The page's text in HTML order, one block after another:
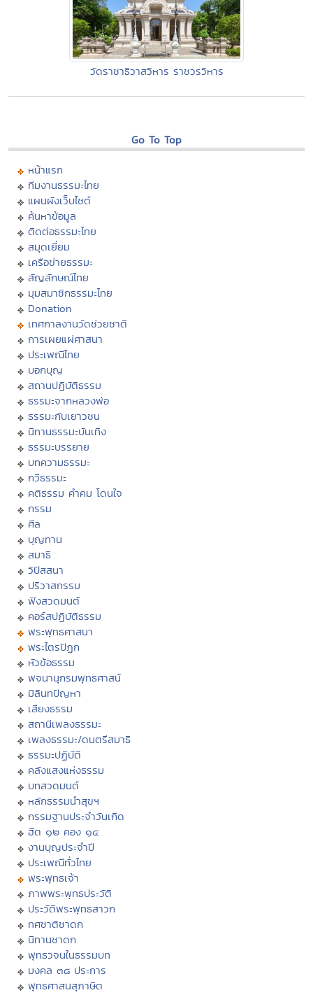
วัดราชาธิวาสวิหาร ราชวรวิหาร
Go To Top
หน้าแรก
ทีมงานธรรมะไทย
แผนผังเว็บไซต์
ค้นหาข้อมูล
ติดต่อธรรมะไทย
สมุดเยี่ยม
เครือข่ายธรรมะ
สัญลักษณ์ไทย
มุมสมาชิกธรรมะไทย
Donation
เทศกาลงานวัดช่วยชาติ
การเผยแผ่ศาสนา
ประเพณีไทย
บอกบุญ
สถานปฏิบัติธรรม
ธรรมะจากหลวงพ่อ
ธรรมะกับเยาวชน
นิทานธรรมะบันเทิง
ธรรมะบรรยาย
บทความธรรมะ
กวีธรรมะ
คติธรรม คำคม โดนใจ
กรรม
ศีล
บุญทาน
สมาธิ
วิปัสสนา
ปริวาสกรรม
ฟังสวดมนต์
คอร์สปฏิบัติธรรม
พระพุทธศาสนา
พระไตรปิฏก
หัวข้อธรรม
พจนานุกรมพุทธศาสน์
มิลินทปัญหา
เสียงธรรม
สถานีเพลงธรรมะ
เพลงธรรมะ/ดนตรีสมาธิ
ธรรมะปฏิบัติ
คลังแสงแห่งธรรม
บทสวดมนต์
หลักธรรมนำสุขฯ
กรรมฐานประจำวันเกิด
ฮีต ๑๒ คอง ๑๔
งานบุญประจำปี
ประเพณีทั่วไทย
พระพุทธเจ้า
ภาพพระพุทธประวัติ
ประวัติพระพุทธสาวก
ทศชาติชาดก
นิทานชาดก
พุทธวจนในธรรมบท
มงคล ๓๘ ประการ
พุทธศาสนสุภาษิต